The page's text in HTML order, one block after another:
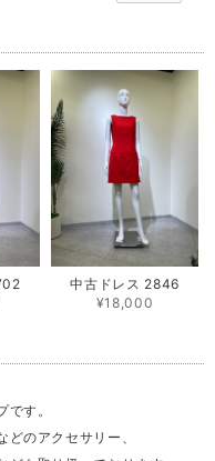
中古ドレス 2846
¥18,000
す。
のアクセサリー、